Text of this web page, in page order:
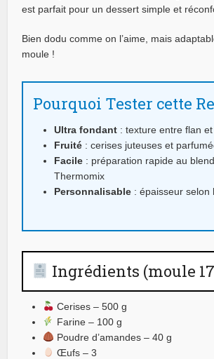
est parfait pour un dessert simple et
Bien dodu comme on l’aime, mais
moule !
Pourquoi Tester cette
Ultra fondant : texture entre flan
Fruité : cerises juteuses et
Facile : préparation rapide au
Thermomix
Personnalisable : épaisseur selon
Ingrédients (moule
Cerises – 500 g
Farine – 100 g
Poudre d’amandes – 40 g
Œufs – 3